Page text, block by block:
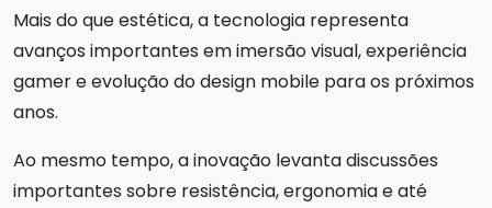
Mais do que estética, a tecnologia representa
avanços importantes em imersão visual, experiência
gamer e evolução do design mobile para os próximos
anos.
Ao mesmo tempo, a inovação levanta discussões
importantes sobre resistência, ergonomia e até